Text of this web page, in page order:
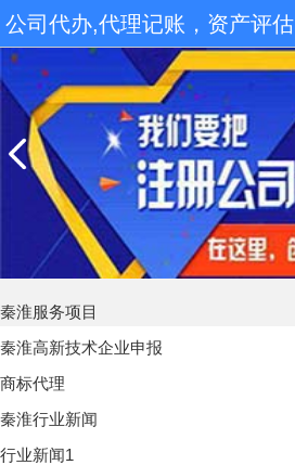
公司代办,代理记账，资产评估
秦淮服务项目
秦淮高新技术企业申报
商标代理
秦淮行业新闻
行业新闻1